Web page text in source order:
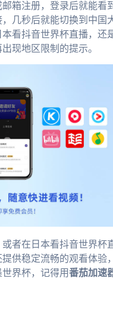
箱注册，登录后就能看
几秒后就能切换到中国
看抖音世界杯直播，还
现地区限制的提示。
者在日本看抖音世界杯
供稳定流畅的观看体验
界杯，记得用番茄加速